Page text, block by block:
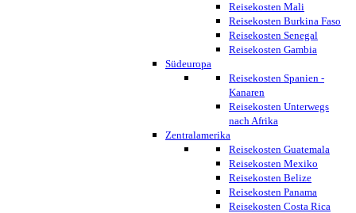
Reisekosten Mali
Reisekosten Burkina Faso
Reisekosten Senegal
Reisekosten Gambia
Südeuropa
Reisekosten Spanien -
Kanaren
Reisekosten Unterwegs
nach Afrika
Zentralamerika
Reisekosten Guatemala
Reisekosten Mexiko
Reisekosten Belize
Reisekosten Panama
Reisekosten Costa Rica